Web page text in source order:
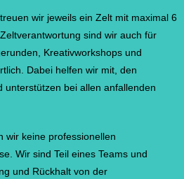
wir jeweils ein Zelt mit maximal 6
sind wir auch für
Kreativworkshops und
Dabei helfen wir mit, den
unterstützen bei allen anfallenden
wir keine professionellen
Wir sind Teil eines Teams und
und Rückhalt von der